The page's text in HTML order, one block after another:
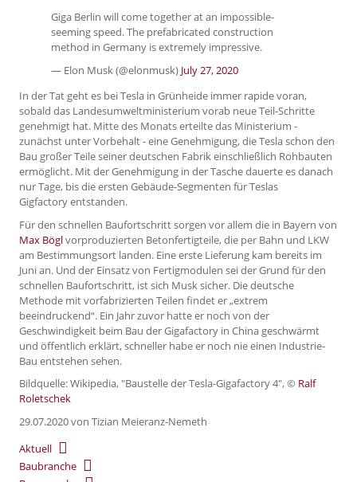
Giga Berlin will come together at an impossible-
seeming speed. The prefabricated construction
method in Germany is extremely impressive.
— Elon Musk (@elonmusk) July 27, 2020
In der Tat geht es bei Tesla in Grünheide immer rapide voran,
sobald das Landesumweltministerium vorab neue Teil-Schritte
genehmigt hat. Mitte des Monats erteilte das Ministerium -
zunächst unter Vorbehalt - eine Genehmigung, die Tesla schon den
Bau großer Teile seiner deutschen Fabrik einschließlich Rohbauten
ermöglicht. Mit der Genehmigung in der Tasche dauerte es danach
nur Tage, bis die ersten Gebäude-Segmenten für Teslas
Gigfactory entstanden.
Für den schnellen Baufortschritt sorgen vor allem die in Bayern von
Max Böglvorproduzierten Betonfertigteile, die per Bahn und LKW
am Bestimmungsort landen. Eine erste Lieferung kam bereits im
Juni an. Und der Einsatz von Fertigmodulen sei der Grund für den
schnellen Baufortschritt, ist sich Musk sicher. Die deutsche
Methode mit vorfabrizierten Teilen findet er „extrem
beeindruckend“. Ein Jahr zuvor hatte er noch von der
Geschwindigkeit beim Bau der Gigafactory in China geschwärmt
und öffentlich erklärt, schneller habe er noch nie einen Industrie-
Bau entstehen sehen.
Bildquelle: Wikipedia, "Baustelle der Tesla-Gigafactory 4", © Ralf
Roletschek
29.07.2020von Tizian Meieranz-Nemeth
Aktuell
Baubranche